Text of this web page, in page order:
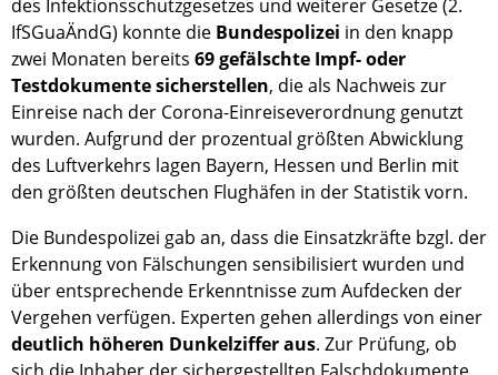
des Infektionsschutzgesetzes und weiterer Gesetze (2.
IfSGuaÄndG) konnte die Bundespolizei in den knapp
zwei Monaten bereits 69 gefälschte Impf- oder
Testdokumente sicherstellen, die als Nachweis zur
Einreise nach der Corona-Einreiseverordnung genutzt
wurden. Aufgrund der prozentual größten Abwicklung
des Luftverkehrs lagen Bayern, Hessen und Berlin mit
den größten deutschen Flughäfen in der Statistik vorn.
Die Bundespolizei gab an, dass die Einsatzkräfte bzgl. der
Erkennung von Fälschungen sensibilisiert wurden und
über entsprechende Erkenntnisse zum Aufdecken der
Vergehen verfügen. Experten gehen allerdings von einer
deutlich höheren Dunkelziffer aus. Zur Prüfung, ob